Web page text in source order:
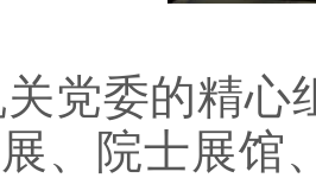
党委的精心
、院士展馆